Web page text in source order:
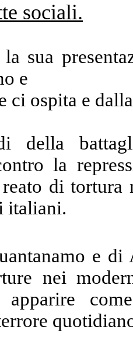
sociali.
sua
e
ci ospita e
della
la
di tortura
italiani.
e
nei